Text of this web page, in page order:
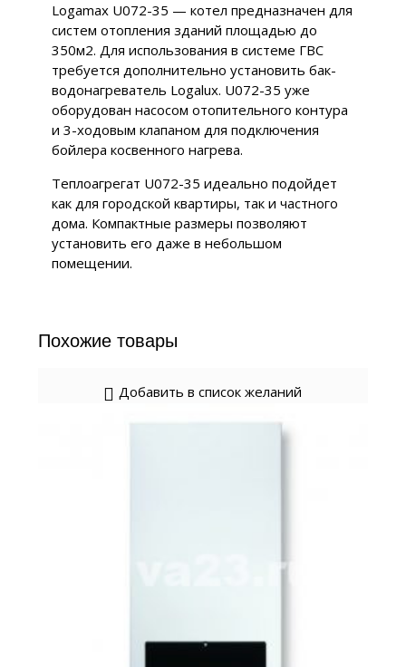
Logamax U072-35 — котел предназначен для
систем отопления зданий площадью до
350м2. Для использования в системе ГВС
требуется дополнительно установить бак-
водонагреватель Logalux. U072-35 уже
оборудован насосом отопительного контура
и 3-ходовым клапаном для подключения
бойлера косвенного нагрева.
Теплоагрегат U072-35 идеально подойдет
как для городской квартиры, так и частного
дома. Компактные размеры позволяют
установить его даже в небольшом
помещении.
Похожие товары
Добавить в список желаний